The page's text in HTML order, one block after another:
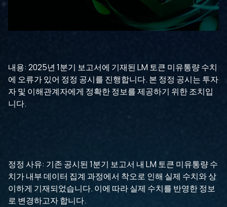
내용: 2025년 1분기 보고서에 기재된 LM 토큰 미유통량 수치
에 오류가 있어 정정 공시를 진행합니다. 본 정정 공시는 투자
자 및 이해관계자에게 정확한 정보를 제공하기 위한 조치입
니다.
정정 사유: 기존 공시된 1분기 보고서 내 LM 토큰 미유통량 수
치가 내부 데이터 집계 과정에서 착오로 인해 실제 수치와 상
이하게 기재되었습니다. 이에 따라 실제 수치를 반영한 정보
로 변경하고자 합니다.